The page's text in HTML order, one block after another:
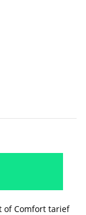
of Comfort tarief